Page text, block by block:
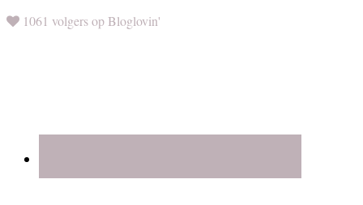
1061 volgers op Bloglovin'